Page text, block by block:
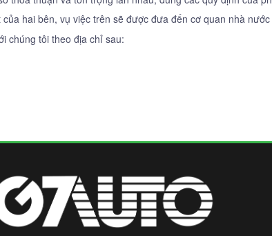
hai bên, vụ việc trên sẽ được đưa đến cơ quan nhà
chúng tôi theo địa chỉ sau: